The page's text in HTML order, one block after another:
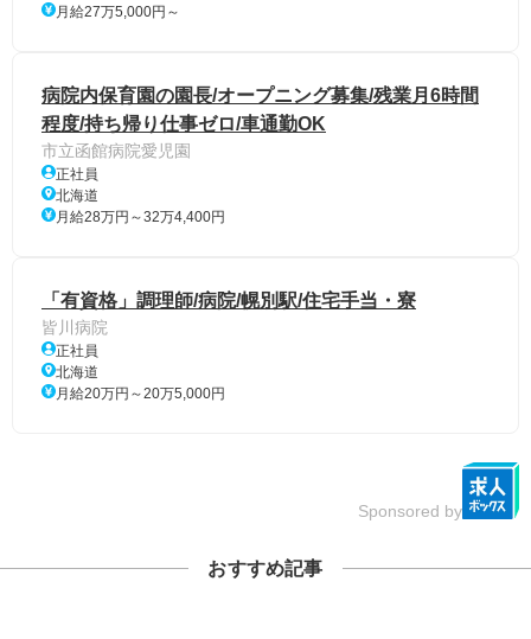
月給27万5,000円～
病院内保育園の園長/オープニング募集/残業月6時間
程度/持ち帰り仕事ゼロ/車通勤OK
市立函館病院愛児園
正社員
北海道
月給28万円～32万4,400円
「有資格」調理師/病院/幌別駅/住宅手当・寮
皆川病院
正社員
北海道
月給20万円～20万5,000円
Sponsored by
おすすめ記事